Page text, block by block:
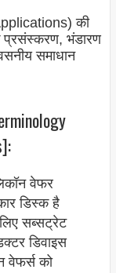
की
भंडारण
समाधान
वेफर
डिस्क है
सब्सट्रेट
डिवाइस
वेफर्स को